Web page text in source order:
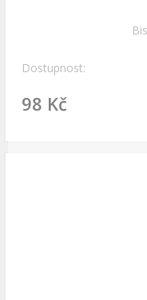
Dostupnost:
98 Kč